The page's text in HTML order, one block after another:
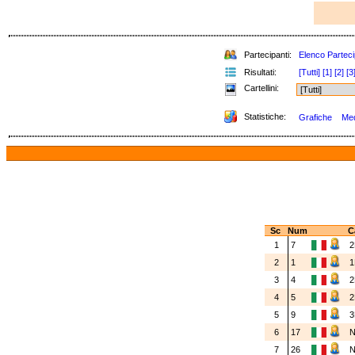
Partecipanti:
Elenco
Risultati:
[Tutti] [1] [2] [3]
Cartellini:
Statistiche: Grafiche
Sc Num
1
7
2
1
3
4
4
5
5
9
6
17
7
26